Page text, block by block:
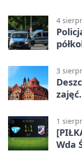
4
3
1
Wda